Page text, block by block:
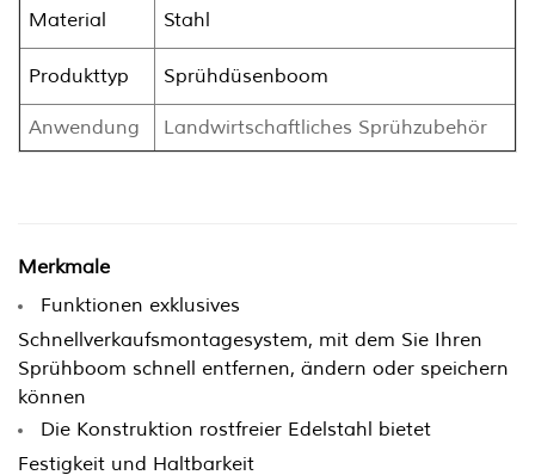
Material Stahl
Produkttyp Sprühdüsenboom
Anwendung Landwirtschaftliches Sprühzubehör
Merkmale
Funktionen exklusives
Schnellverkaufsmontagesystem, mit dem Sie Ihren
Sprühboom schnell entfernen, ändern oder speichern
können
Die Konstruktion rostfreier Edelstahl bietet
Festigkeit und Haltbarkeit